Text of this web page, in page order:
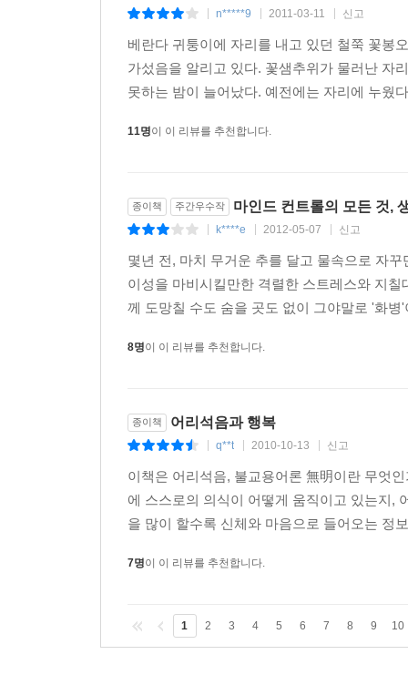
n*****9 2011-03-11 신고
베란다 귀퉁이에 자리를 내고 있던 철쭉 꽃봉
가섰음을 알리고 있다. 꽃샘추위가 물러난 자
못하는 밤이 늘어났다. 예전에는 자리에 누웠
11명이 이 리뷰를 추천합니다.
종이책 주간우수작 마인드 컨트롤의 모든 것,
k****e 2012-05-07 신고
몇년 전, 마치 무거운 추를 달고 물속으로 자
이성을 마비시킬만한 격렬한 스트레스와 지
께 도망칠 수도 숨을 곳도 없이 그야말로 '화
8명이 이 리뷰를 추천합니다.
종이책 어리석음과 행복
q**t 2010-10-13 신고
이책은 어리석음, 불교용어론 無明이란 무엇
에 스스로의 의식이 어떻게 움직이고 있는지,
을 많이 할수록 신체와 마음으로 들어오는 정
7명이 이 리뷰를 추천합니다.
1 2 3 4 5 6 7 8 9 10